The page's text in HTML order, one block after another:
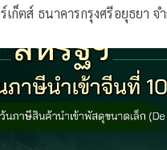
เก็ตส์ ธนาคารกรุงศรีอยุธยา จ